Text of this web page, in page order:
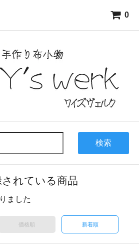
0
検索
されている商品
ました
価格順 新着順